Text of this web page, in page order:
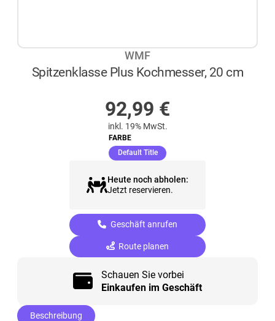
WMF
Spitzenklasse Plus Kochmesser, 20 cm
92,99 €
inkl. 19% MwSt.
FARBE
Default Title(ausgewählt)
Heute noch abholen:
Jetzt reservieren.
Geschäft anrufen
Route planen
Schauen Sie vorbei
Einkaufen im Geschäft
Beschreibung